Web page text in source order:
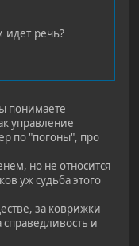
речь?
понимаете
управление
по "погоны", про
но не относится
уж судьба этого
за коврижки
и